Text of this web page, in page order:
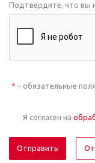
Подтвердите, что вы
* – обязательные поля
Я согласен на